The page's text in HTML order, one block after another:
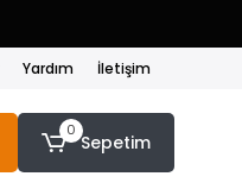
Yardım İletişim
0
Sepetim